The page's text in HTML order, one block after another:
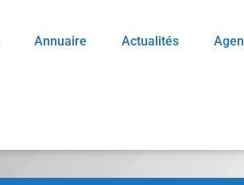
Annuaire Actualités